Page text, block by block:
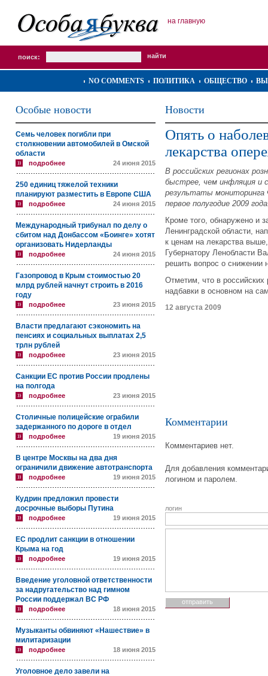
на главную
поиск:
NO COMMENTS ПОЛИТИКА ОБЩЕСТВО
Особые новости
Семь человек погибли при
столкновении автомобилей в Омской
области
подробнее 24 июня 2015
250 единиц тяжелой техники
планируют разместить в Европе США
подробнее 24 июня 2015
Международный трибунал по делу о
сбитом над Донбассом «Боинге» хотят
организовать Нидерланды
подробнее 24 июня 2015
Газопровод в Крым стоимостью 20
млрд рублей начнут строить в 2016
году
подробнее 23 июня 2015
Власти предлагают сэкономить на
пенсиях и социальных выплатах 2,5
трлн рублей
подробнее 23 июня 2015
Санкции ЕС против России продлены
на полгода
подробнее 23 июня 2015
Столичные полицейские ограбили
задержанного по дороге в отдел
подробнее 19 июня 2015
В центре Москвы на два дня
ограничили движение автотранспорта
подробнее 19 июня 2015
Кудрин предложил провести
досрочные выборы Путина
подробнее 19 июня 2015
ЕС продлит санкции в отношении
Крыма на год
подробнее 19 июня 2015
Введение уголовной ответственности
за надругательство над гимном
России поддержал ВС РФ
подробнее 18 июня 2015
Музыканты обвиняют «Нашествие» в
милитаризации
подробнее 18 июня 2015
Уголовное дело завели на
Новости
Опять о
лекарства
В российских регионах
быстрее, чем инфляция и
результаты мониторинга
первое полугодие 2009
Кроме того, обнаружено и
Ленинградской области,
к ценам на лекарства
Губернатору Ленобласти
решить вопрос о снижении
Отметим, что в российских
надбавки в основном на
12 августа 2009
Комментарии
Комментариев нет.
Для добавления
логином и паролем.
логин